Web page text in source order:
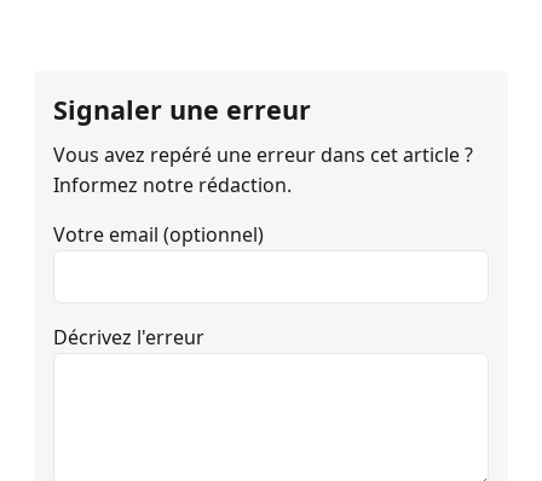
Signaler une erreur
Vous avez repéré une erreur dans cet article ?
Informez notre rédaction.
Votre email (optionnel)
Décrivez l'erreur